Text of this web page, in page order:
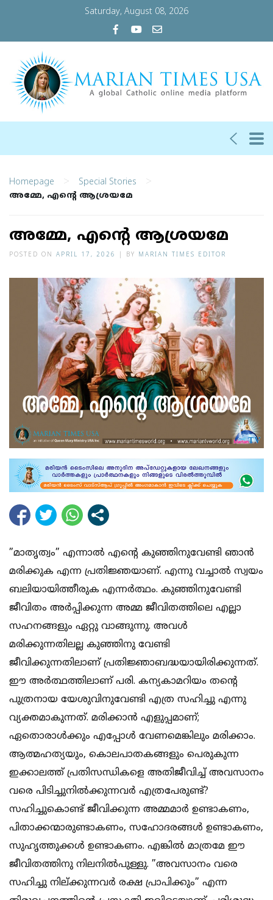
Saturday, August 08, 2026
Homepage > Special Stories >
അമ്മേ, എന്റെ ആശ്രയമേ
അമ്മേ, എന്റെ ആശ്രയമേ
POSTED ON APRIL 17, 2026 BY MARIAN TIMES EDITOR
”മാതൃത്വം” എന്നാല്‍ എന്റെ കുഞ്ഞിനുവേണ്ടി ഞാന്‍
മരിക്കുക എന്ന പ്രതിജ്ഞയാണ്. എന്നു വച്ചാല്‍ സ്വയം
ബലിയായിത്തീരുക എന്നര്‍ത്ഥം. കുഞ്ഞിനുവേണ്ടി
ജീവിതം അര്‍പ്പിക്കുന്ന അമ്മ ജീവിതത്തിലെ എല്ലാ
സഹനങ്ങളും ഏറ്റു വാങ്ങുന്നു. അവള്‍
മരിക്കുന്നതിലല്ല കുഞ്ഞിനു വേണ്ടി
ജീവിക്കുന്നതിലാണ് പ്രതിജ്ഞാബദ്ധയായിരിക്കുന്നത്.
ഈ അര്‍ത്ഥത്തിലാണ് പരി. കന്യകാമറിയം തന്റെ
പുത്രനായ യേശുവിനുവേണ്ടി എത്ര സഹിച്ചു എന്നു
വ്യക്തമാകുന്നത്. മരിക്കാന്‍ എളുപ്പമാണ്;
ഏതൊരാള്‍ക്കും എപ്പോള്‍ വേണമെങ്കിലും മരിക്കാം.
ആത്മഹത്യയും, കൊലപാതകങ്ങളും പെരുകുന്ന
ഇക്കാലത്ത് പ്രതിസന്ധികളെ അതിജീവിച്ച് അവസാനം
വരെ പിടിച്ചുനില്‍ക്കുന്നവര്‍ എത്രപേരുണ്ട്?
സഹിച്ചുകൊണ്ട് ജീവിക്കുന്ന അമ്മമാര്‍ ഉണ്ടാകണം,
പിതാക്കന്മാരുണ്ടാകണം, സഹോദരങ്ങള്‍ ഉണ്ടാകണം,
സുഹൃത്തുക്കള്‍ ഉണ്ടാകണം. എങ്കില്‍ മാത്രമേ ഈ
ജീവിതത്തിനു നിലനില്‍പുള്ളു. ”അവസാനം വരെ
സഹിച്ചു നില്ക്കുന്നവര്‍ രക്ഷ പ്രാപിക്കും” എന്ന